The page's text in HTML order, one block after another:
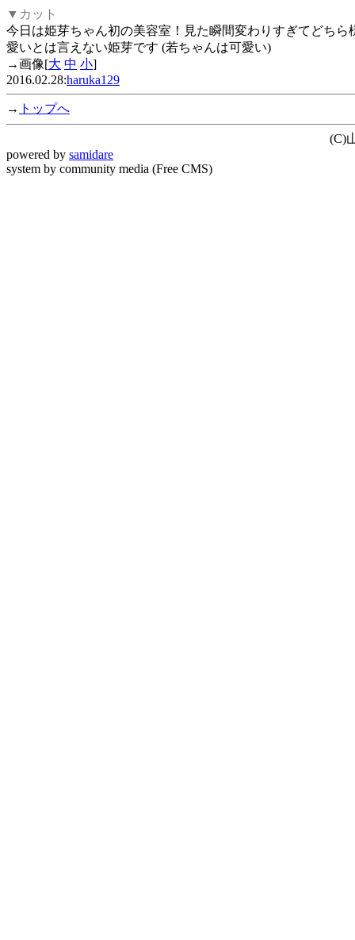
▼カット
今日は姫芽ちゃん初の美容室！見た瞬間変わりすぎてどち
愛いとは言えない姫芽です (若ちゃんは可愛い)
→画像[大 中 小]
2016.02.28:haruka129
→ トップへ
(C)
powered by samidare
system by community media (Free CMS)